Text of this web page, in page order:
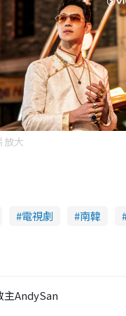
放大
電視劇 南韓
主AndySan